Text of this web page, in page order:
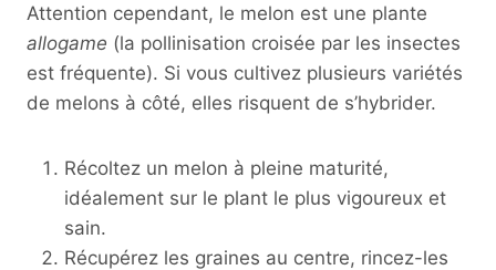
Attention cependant, le melon est une plante
allogame (la pollinisation croisée par les insectes
est fréquente). Si vous cultivez plusieurs variétés
de melons à côté, elles risquent de s’hybrider.
Récoltez un melon à pleine maturité,
idéalement sur le plant le plus vigoureux et
sain.
Récupérez les graines au centre, rincez-les